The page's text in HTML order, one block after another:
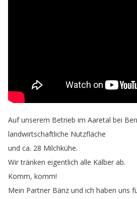
Auf unserem Betrieb im Aaretal bei
landwirtschaftliche Nutzfläche
und ca. 28 Milchkühe.
Wir tränken eigentlich alle Kälber ab.
Komm, komm!
Mein Partner Bänz und ich haben uns